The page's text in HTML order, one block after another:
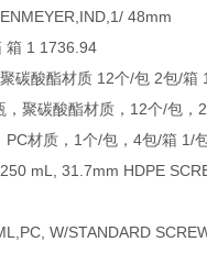
48mm
箱 1 1736.94
碳酸酯材质 12个/包 2包/箱
聚碳酸酯材质，12个/包
材质，1个/包，4包/箱 1/
mL, 31.7mm HDPE
W/STANDARD